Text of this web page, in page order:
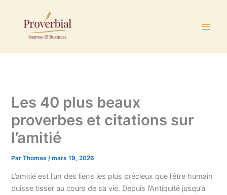
contenu
Les 40 plus beaux
proverbes et citations sur
l’amitié
ParThomas/mars 19, 2026
L’amitié est l’un des liens les plus précieux que l’être humain
puisse tisser au cours de sa vie. Depuis l’Antiquité jusqu’à